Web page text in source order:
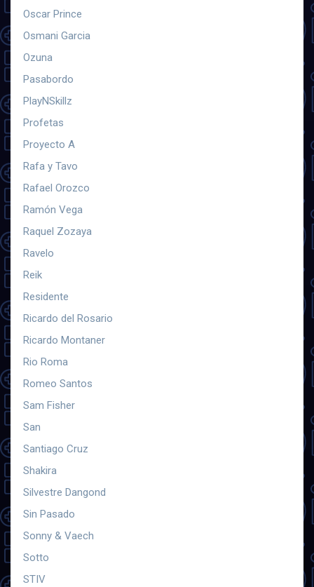
Oscar Prince
Osmani Garcia
Ozuna
Pasabordo
PlayNSkillz
Profetas
Proyecto A
Rafa y Tavo
Rafael Orozco
Ramón Vega
Raquel Zozaya
Ravelo
Reik
Residente
Ricardo del Rosario
Ricardo Montaner
Rio Roma
Romeo Santos
Sam Fisher
San
Santiago Cruz
Shakira
Silvestre Dangond
Sin Pasado
Sonny & Vaech
Sotto
STIV